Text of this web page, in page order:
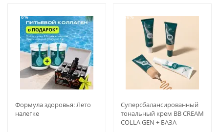
-18%
Формула здоровья: Лето
налегке
-50%
Суперсбалансированный
тональный крем BB CREAM
COLLA GEN + БАЗА